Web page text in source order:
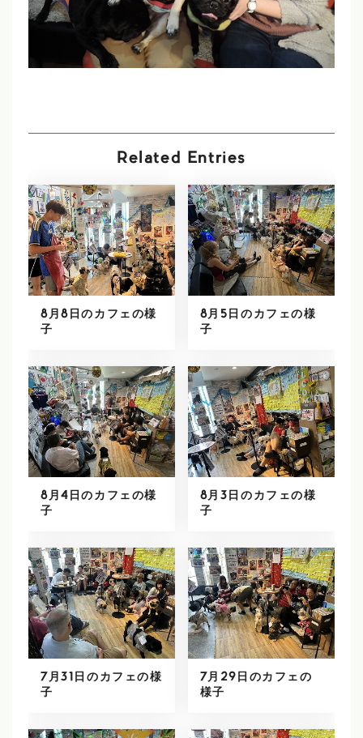
Related Entries
8月8日のカフェの様
子
8月5日のカフェの様
子
8月4日のカフェの様
子
8月3日のカフェの様
子
7月31日のカフェの様
子
7月29日のカフェの
様子